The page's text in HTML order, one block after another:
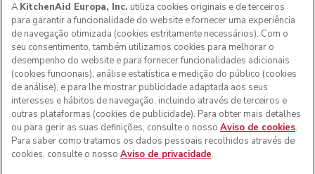
Aos clientes nos Açores, Madeira e outros territórios
portugueses: Por favor, contacte a nossa equipa de Apoio
ao Cliente para efetuar a sua encomenda, de forma a
podermos fornecer os custos de envio exatos e aplicar a
taxa de IVA correta
A KitchenAid Europa, Inc. utiliza cookies originais e de terceiros
para garantir a funcionalidade do website e fornecer uma experiência
de navegação otimizada (cookies estritamente necessários). Com o
seu consentimento, também utilizamos cookies para melhorar o
desempenho do website e para fornecer funcionalidades adicionais
(cookies funcionais), análise estatística e medição do público (cookies
de análise), e para lhe mostrar publicidade adaptada aos seus
interesses e hábitos de navegação, incluindo através de terceiros e
outras plataformas (cookies de publicidade). Para obter mais detalhes
ou para gerir as suas definições, consulte o nosso Aviso de cookies.
Para saber como tratamos os dados pessoais recolhidos através de
cookies, consulte o nosso Aviso de privacidade.